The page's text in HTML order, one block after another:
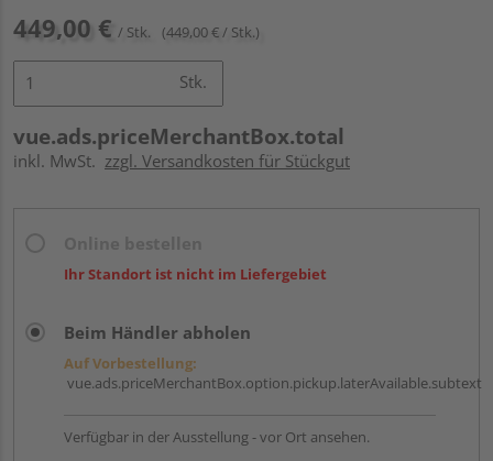
449,00 € / Stk. (449,00 € / Stk.)
Stk.
vue.ads.priceMerchantBox.total
inkl. MwSt. zzgl. Versandkosten für Stückgut
Ihr Standort ist nicht im Liefergebiet
Beim Händler abholen
Auf Vorbestellung:
vue.ads.priceMerchantBox.option.pickup.laterAvailable.subtext
Verfügbar in der Ausstellung - vor Ort ansehen.